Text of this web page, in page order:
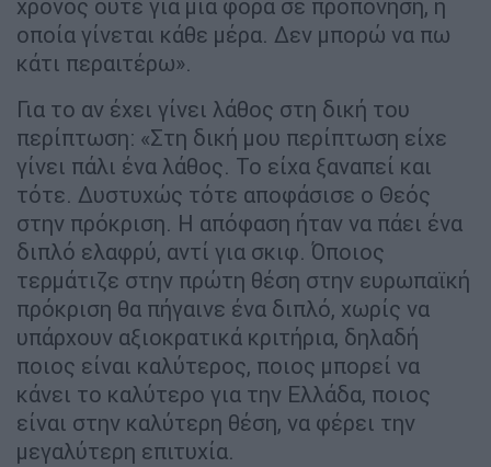
χρόνος ούτε για μία φορά σε προπόνηση, η
οποία γίνεται κάθε μέρα. Δεν μπορώ να πω
κάτι περαιτέρω».
Για το αν έχει γίνει λάθος στη δική του
περίπτωση: «Στη δική μου περίπτωση είχε
γίνει πάλι ένα λάθος. Το είχα ξαναπεί και
τότε. Δυστυχώς τότε αποφάσισε ο Θεός
στην πρόκριση. Η απόφαση ήταν να πάει ένα
διπλό ελαφρύ, αντί για σκιφ. Όποιος
τερμάτιζε στην πρώτη θέση στην ευρωπαϊκή
πρόκριση θα πήγαινε ένα διπλό, χωρίς να
υπάρχουν αξιοκρατικά κριτήρια, δηλαδή
ποιος είναι καλύτερος, ποιος μπορεί να
κάνει το καλύτερο για την Ελλάδα, ποιος
είναι στην καλύτερη θέση, να φέρει την
μεγαλύτερη επιτυχία.